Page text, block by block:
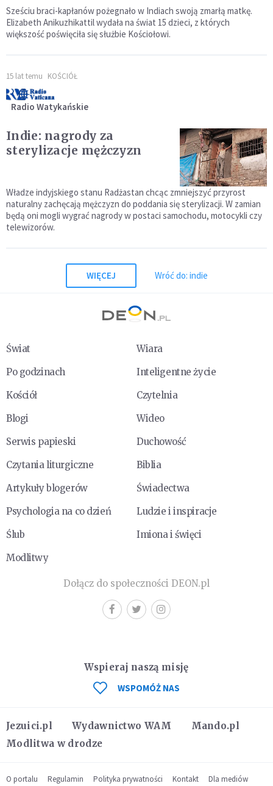
Sześciu braci-kapłanów pożegnało w Indiach swoją zmarłą matkę.
Elizabeth Anikuzhikattil wydała na świat 15 dzieci, z których
większość poświęciła się służbie Kościołowi.
15 lat temu KOŚCIÓŁ
Radio Watykańskie
Indie: nagrody za
sterylizacje mężczyzn
Władze indyjskiego stanu Radżastan chcąc zmniejszyć przyrost
naturalny zachęcają mężczyzn do poddania się sterylizacji. W zamian
będą oni mogli wygrać nagrody w postaci samochodu, motocykli czy
telewizorów.
WIĘCEJ Wróć do: indie
Świat
Wiara
Po godzinach
Inteligentne życie
Kościół
Czytelnia
Blogi
Wideo
Serwis papieski
Duchowość
Czytania liturgiczne
Biblia
Artykuły blogerów
Świadectwa
Psychologia na co dzień
Ludzie i inspiracje
Ślub
Imiona i święci
Modlitwy
Dołącz do społeczności DEON.pl
Jezuici.pl Wydawnictwo WAM
Mando.pl
Modlitwa w drodze
Wspieraj naszą misję
WSPOMÓŻ NAS
O portalu Regulamin Polityka prywatności Kontakt Dla mediów